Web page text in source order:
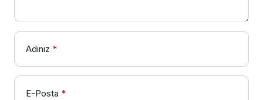
Adınız *
E-Posta *